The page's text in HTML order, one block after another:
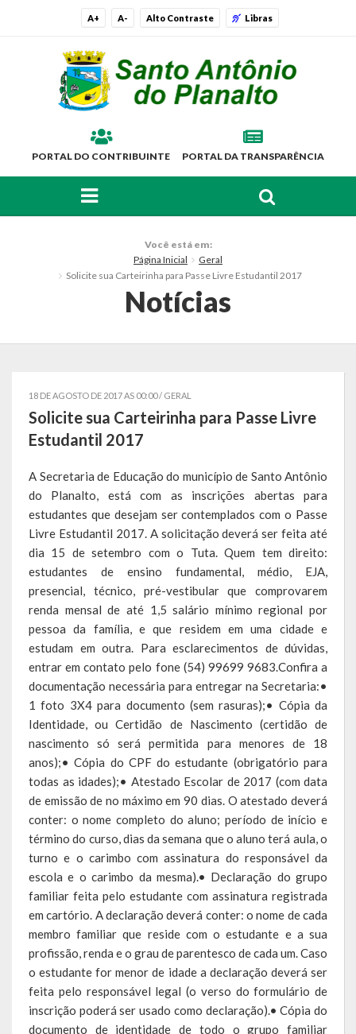
A+ A- Alto Contraste Libras
PORTAL DO CONTRIBUINTE PORTAL DA TRANSPARÊNCIA
Histórico
Administração
Administrações Anteriores
Secretarias
Estrutura e Competências
Educação e Cultura
Obras e Viação
Saúde e Assistência Social
Desenvolvimento, Indústria, Comércio, Turismo, Trânsito e
Serviços Urbanos
Cultura e Turismo
Calendário de Eventos
Galeria de Fotos
Publicações
Conselhos Municipais
Planos
Contas Públicas
Demonstrativos Contábeis
Prestação de Contas
Leis Orçamentárias
Você está em:
Página Inicial
Geral
Solicite sua Carteirinha para Passe Livre Estudantil 2017
Notícias
18 DE AGOSTO DE 2017 AS 00:00 / GERAL
Solicite sua Carteirinha para Passe Livre
Estudantil 2017
A Secretaria de Educação do município de Santo Antônio
do Planalto, está com as inscrições abertas para
estudantes que desejam ser contemplados com o Passe
Livre Estudantil 2017. A solicitação deverá ser feita até
dia 15 de setembro com o Tuta. Quem tem direito:
estudantes de ensino fundamental, médio, EJA,
presencial, técnico, pré-vestibular que comprovarem
renda mensal de até 1,5 salário mínimo regional por
pessoa da família, e que residem em uma cidade e
estudam em outra. Para esclarecimentos de dúvidas,
entrar em contato pelo fone (54) 99699 9683.Confira a
documentação necessária para entregar na Secretaria:•
1 foto 3X4 para documento (sem rasuras);• Cópia da
Identidade, ou Certidão de Nascimento (certidão de
nascimento só será permitida para menores de 18
anos);• Cópia do CPF do estudante (obrigatório para
todas as idades);• Atestado Escolar de 2017 (com data
de emissão de no máximo em 90 dias. O atestado deverá
conter: o nome completo do aluno; período de início e
término do curso, dias da semana que o aluno terá aula, o
turno e o carimbo com assinatura do responsável da
escola e o carimbo da mesma).• Declaração do grupo
familiar feita pelo estudante com assinatura registrada
em cartório. A declaração deverá conter: o nome de cada
membro familiar que reside com o estudante e a sua
profissão, renda e o grau de parentesco de cada um. Caso
o estudante for menor de idade a declaração deverá ser
feita pelo responsável legal (o verso do formulário de
inscrição poderá ser usado como declaração).• Cópia do
documento de identidade de todo o grupo familiar